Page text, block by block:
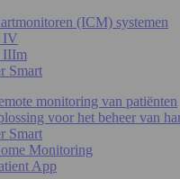
(ICM) systemen
IV
Smart
monitoring van patiënten
voor het beheer van
Smart
Monitoring
App